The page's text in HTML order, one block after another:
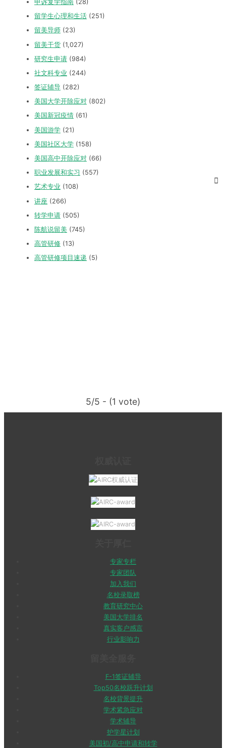
申诉复学指南 (28)
留学生心理和生活 (251)
留美导师 (23)
留美干货 (1,027)
研究生申请 (984)
社文科专业 (244)
签证辅导 (282)
美国大学开除应对 (802)
美国新冠疫情 (61)
美国游学 (21)
美国社区大学 (158)
美国高中开除应对 (66)
职业发展和实习 (557)
艺术专业 (108)
讲座 (266)
转学申请 (505)
陈航说留美 (745)
高管研修 (13)
高管研修项目速递 (5)
5/5 - (1 vote)
专家专栏
专家团队
加入我们
名校录取榜
教育研究中心
美国大学排名
真实客户感言
行业影响力
F-1签证辅导
Top50名校跃升计划
名校背景提升
学术紧急应对
学术辅导
护学星计划
美国初/高中申请和转学